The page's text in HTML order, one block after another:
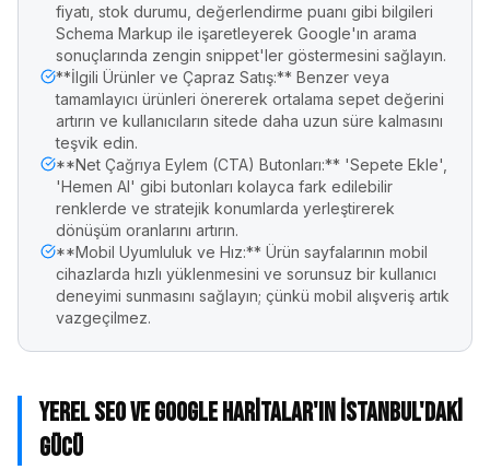
fiyatı, stok durumu, değerlendirme puanı gibi bilgileri
Schema Markup ile işaretleyerek Google'ın arama
sonuçlarında zengin snippet'ler göstermesini sağlayın.
**İlgili Ürünler ve Çapraz Satış:** Benzer veya
tamamlayıcı ürünleri önererek ortalama sepet değerini
artırın ve kullanıcıların sitede daha uzun süre kalmasını
teşvik edin.
**Net Çağrıya Eylem (CTA) Butonları:** 'Sepete Ekle',
'Hemen Al' gibi butonları kolayca fark edilebilir
renklerde ve stratejik konumlarda yerleştirerek
dönüşüm oranlarını artırın.
**Mobil Uyumluluk ve Hız:** Ürün sayfalarının mobil
cihazlarda hızlı yüklenmesini ve sorunsuz bir kullanıcı
deneyimi sunmasını sağlayın; çünkü mobil alışveriş artık
vazgeçilmez.
Yerel SEO ve Google Haritalar'ın İstanbul'daki
Gücü